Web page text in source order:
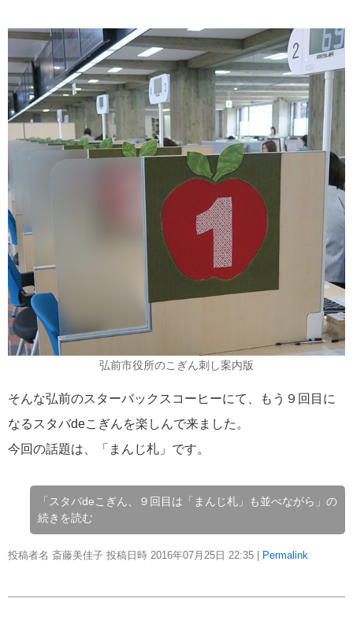
弘前市役所のこぎん刺し案内版
そんな弘前のスターバックスコーヒーにて、もう９回目に
なるスタバdeこぎんを楽しんで来ました。
今回の話題は、「まんじ札」です。
「スタバdeこぎん、９回目は「まんじ札」も並べながら」の
続きを読む
投稿者名 斎藤美佳子 投稿日時 2016年07月25日 22:35 Permalink